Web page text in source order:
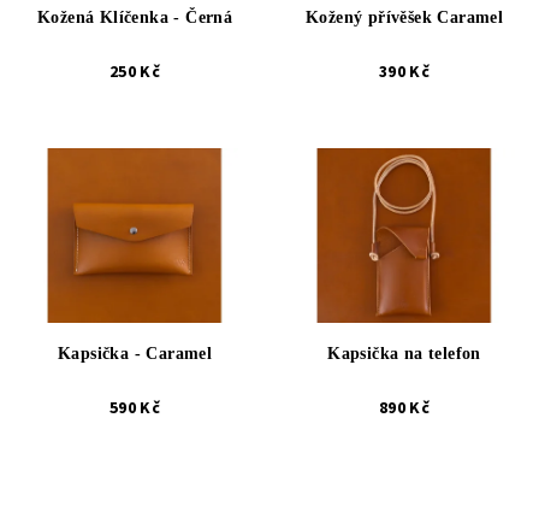
Kožená Klíčenka - Černá
250 Kč
Kožený přívěšek Caramel
390 Kč
Kapsička - Caramel
590 Kč
Kapsička na telefon
890 Kč